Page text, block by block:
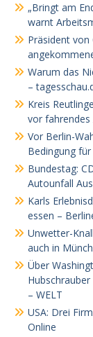
„Bringt am
warnt
Präsident
Warum das
–
Kreis
vor fahrendes
Vor Berlin-
Bedingung
Bundestag:
Autounfall
Karls
essen –
Unwetter-
auch in
Über
– WELT
USA: Drei
Online